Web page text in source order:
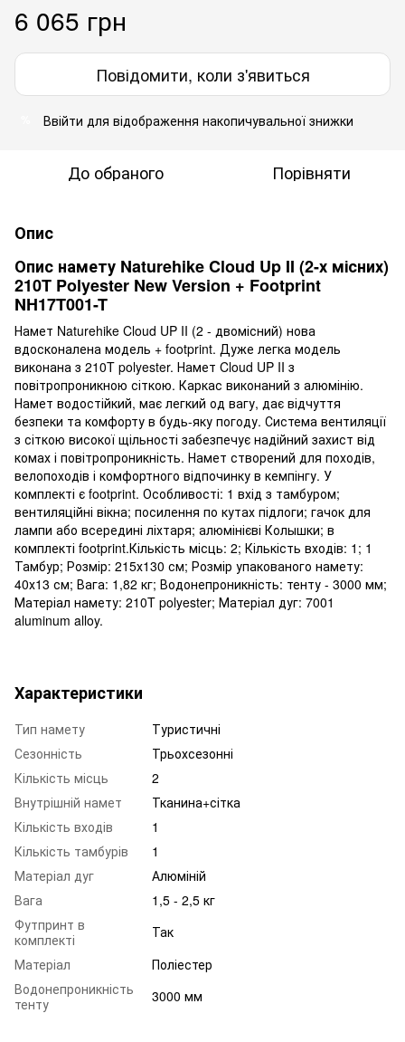
6 065 грн
Повідомити, коли з'явиться
Ввійти для відображення накопичувальної знижки
До обраного Порівняти
Опис
Опис намету Naturehike Cloud Up II (2-х місних)
210T Polyester New Version + Footprint
NH17T001-T
Намет Naturehike Cloud UP II (2 - двомісний) нова
вдосконалена модель + footprint. Дуже легка модель
виконана з 210T polyester. Намет Cloud UP II з
повітропроникною сіткою. Каркас виконаний з алюмінію.
Намет водостійкий, має легкий од вагу, дає відчуття
безпеки та комфорту в будь-яку погоду. Система вентиляції
з сіткою високої щільності забезпечує надійний захист від
комах і повітропроникність. Намет створений для походів,
велопоходів і комфортного відпочинку в кемпінгу. У
комплекті є footprint. Особливості: 1 вхід з тамбуром;
вентиляційні вікна; посилення по кутах підлоги; гачок для
лампи або всередині ліхтаря; алюмінієві Колышки; в
комплекті footprint.Кількість місць: 2; Кількість входів: 1; 1
Тамбур; Розмір: 215х130 см; Розмір упакованого намету:
40х13 см; Вага: 1,82 кг; Водонепроникність: тенту - 3000 мм;
Матеріал намету: 210T polyester; Матеріал дуг: 7001
aluminum alloy.
Характеристики
Тип намету
Туристичні
Сезонність
Трьохсезонні
Кількість місць
2
Внутрішній намет
Тканина+сітка
Кількість входів
1
Кількість тамбурів
1
Матеріал дуг
Алюміній
Вага
1,5 - 2,5 кг
Футпринт в
комплекті
Так
Матеріал
Поліестер
Водонепроникність
тенту
3000 мм